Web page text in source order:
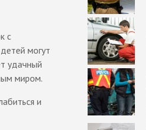
с
могут
удачный
миром.
и